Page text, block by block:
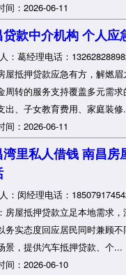
间：2026-06-11
款中介机构 个人应
：葛经理电话：
屋抵押贷款应急有方，解燃
周转的服务支持覆盖多元需
出、子女教育费用、家庭装修
间：2026-06-11
里私人借钱 南昌房
：闵经理电话：
房屋抵押贷款立足本地需求，
务实态度回应居民同时兼顾
景，提供汽车抵押贷款、个...
间：2026-06-10